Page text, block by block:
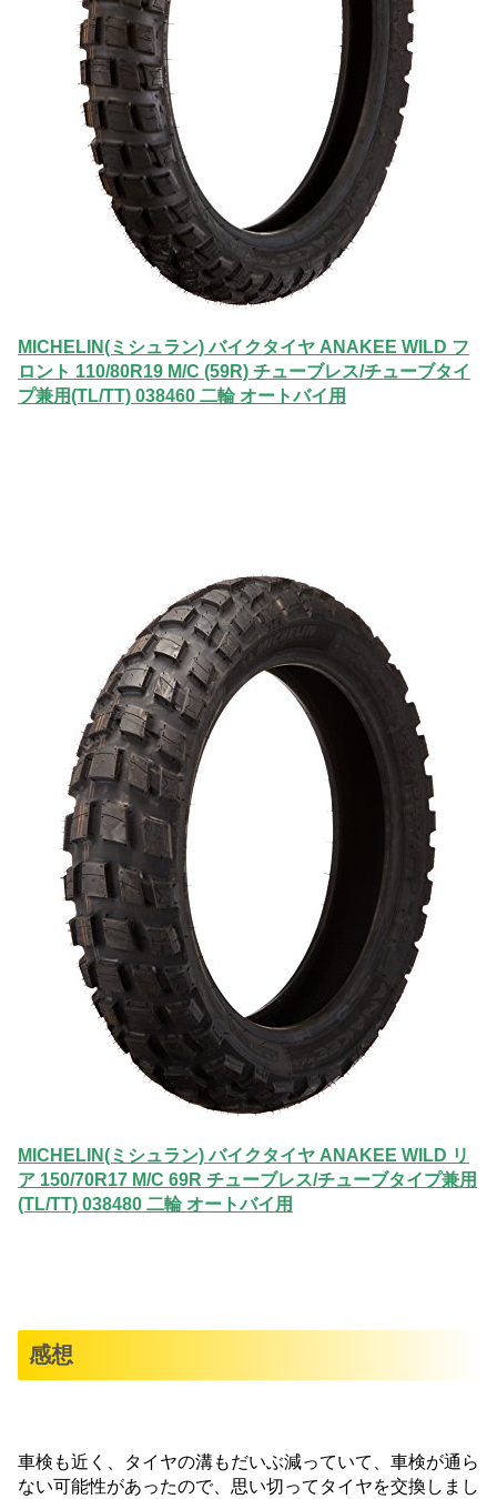
MICHELIN(ミシュラン) バイクタイヤ ANAKEE WILD フ
ロント 110/80R19 M/C (59R) チューブレス/チューブタイ
プ兼用(TL/TT) 038460 二輪 オートバイ用
MICHELIN(ミシュラン) バイクタイヤ ANAKEE WILD リ
ア 150/70R17 M/C 69R チューブレス/チューブタイプ兼用
(TL/TT) 038480 二輪 オートバイ用
感想
車検も近く、タイヤの溝もだいぶ減っていて、車検が通ら
ない可能性があったので、思い切ってタイヤを交換しまし